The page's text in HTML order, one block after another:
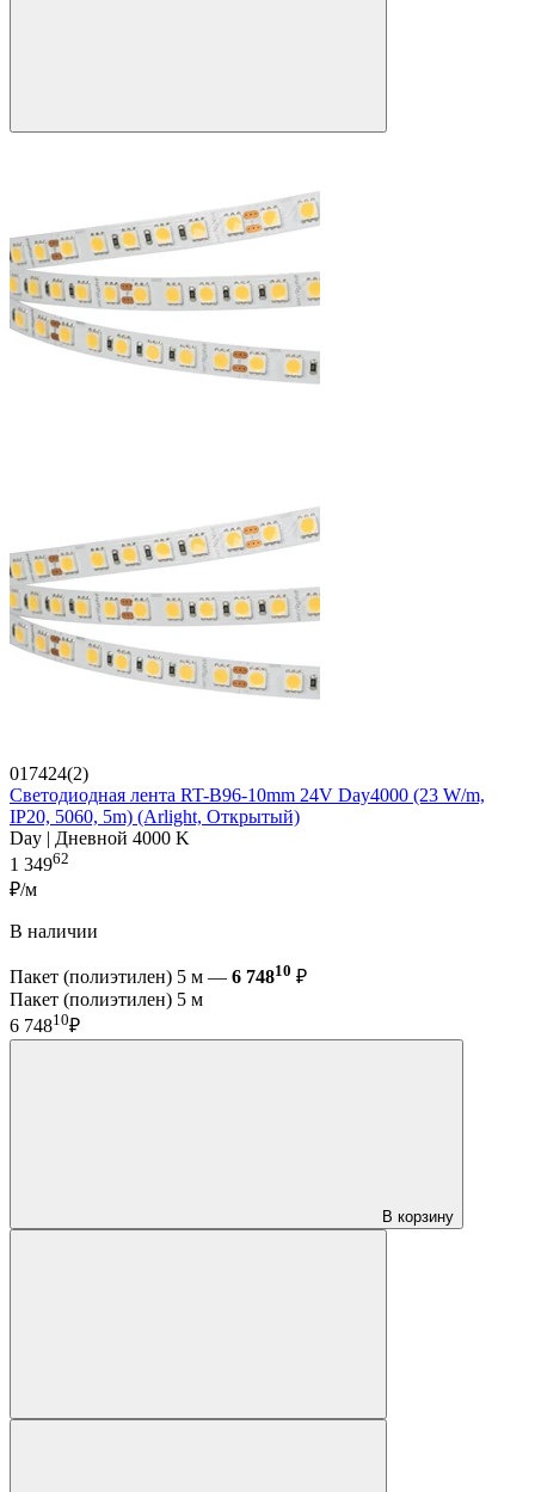
017424(2)
Светодиодная лента RT-B96-10mm 24V Day4000 (23 W/m,
IP20, 5060, 5m) (Arlight, Открытый)
Day | Дневной 4000 K
1 34962
₽/м
В наличии
Пакет (полиэтилен) 5 м — 6 74810 ₽
Пакет (полиэтилен) 5 м
6 74810₽
В корзину